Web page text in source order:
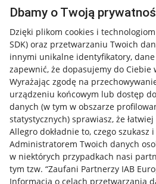
Dbamy o Twoją
Dzięki plikom cookies i
SDK) oraz przetwarzaniu Twoich
innymi unikalne identyfikatory,
zapewnić, że dopasujemy do Ciebie
Wyrażając zgodę na
urządzeniu końcowym lub dostęp
danych (w tym w obszarze
statystycznych) sprawiasz, że
Allegro dokładnie to, czego szukasz
Administratorem Twoich danych
w niektórych przypadkach nasi
tym tzw. “Zaufani Partnerzy IAB
Informacja o celach przetwarzania
Przydatne informacje